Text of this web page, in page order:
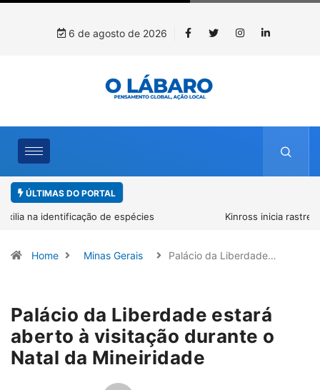
6 de agosto de 2026
ÚLTIMAS DO PORTAL
Kinross inicia rastreamento digital de 10 mil mudas usadas na
Home Minas Gerais Palácio da Liberdade…
Palácio da Liberdade estará
aberto à visitação durante o
Natal da Mineiridade